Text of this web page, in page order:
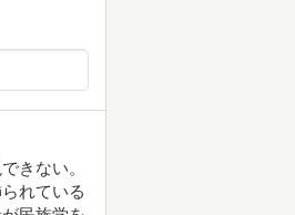
きない。
れている